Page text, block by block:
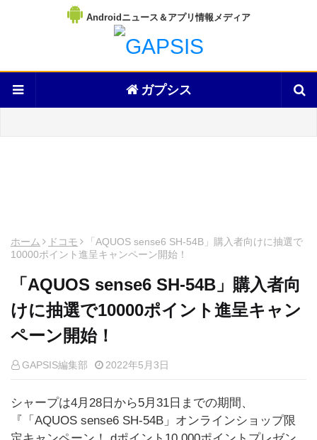
Androidニュース＆アプリ情報メディア
ガプシス
ホーム ドコモ
「AQUOS sense6 SH-54B」購入者向けに抽選で
10000ポイント進呈キャンペーン開始！
「AQUOS sense6 SH-54B」購入者向
けに抽選で10000ポイント進呈キャン
ペーン開始！
GAPSIS編集部 2022年5月3日
シャープは4月28日から5月31日までの期間、
『「AQUOS sense6 SH-54B」オンラインショップ限